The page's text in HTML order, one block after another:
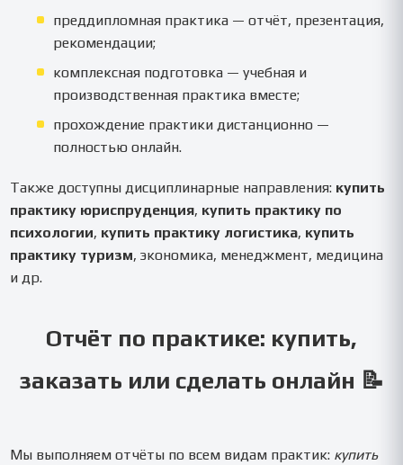
преддипломная практика — отчёт, презентация,
рекомендации;
комплексная подготовка — учебная и
производственная практика вместе;
прохождение практики дистанционно —
полностью онлайн.
Также доступны дисциплинарные направления: купить
практику юриспруденция, купить практику по
психологии, купить практику логистика, купить
практику туризм, экономика, менеджмент, медицина
и др.
Отчёт по практике: купить,
заказать или сделать онлайн 📝
Мы выполняем отчёты по всем видам практик: купить